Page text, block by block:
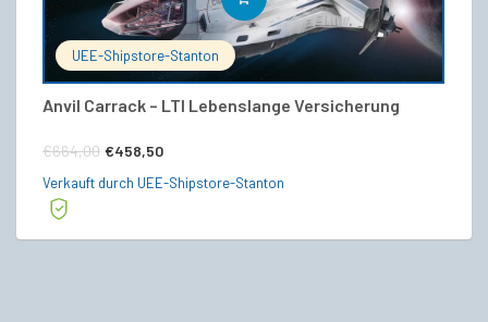
UEE-Shipstore-Stanton
Anvil Carrack – LTI Lebenslange Versicherung
€664,00 Ursprünglicher
Preis
€664,00
€458,50
Preis
€458,50.
Verkauft durch UEE-Shipstore-Stanton